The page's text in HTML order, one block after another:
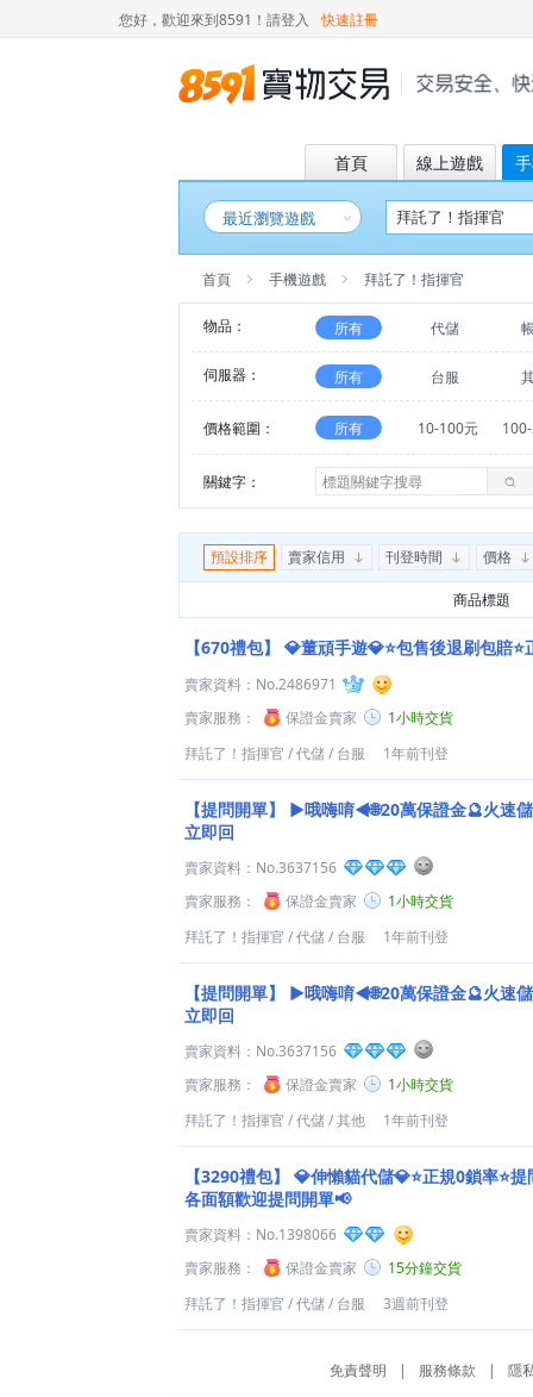
您好，歡迎來到8591！ 請登入 快速註冊
首頁 線上遊戲
最近瀏覽遊戲
首頁 手機遊戲 拜託了！指揮官
物品： 所有 代儲
伺服器： 所有 台服
價格範圍： 所有 10-100元
關鍵字：
預設排序 賣家信用 刊登時間 價格
商品標題
【670禮包】 💎董頑手遊💎⭐包售後退刷包賠⭐
賣家資料： No.2486971
賣家服務：
保證金賣家
1小時交貨
拜託了！指揮官 /代儲/ 台服 1年前刊登
【提問開單】
►哦嗨唷◄🌐20萬保證金🔮火速
立即回
賣家資料： No.3637156
賣家服務：
保證金賣家
1小時交貨
拜託了！指揮官 /代儲/ 台服 1年前刊登
【提問開單】
►哦嗨唷◄🌐20萬保證金🔮火速
立即回
賣家資料： No.3637156
賣家服務：
保證金賣家
1小時交貨
拜託了！指揮官 /代儲/其他 1年前刊登
【3290禮包】
💎伸懶貓代儲💎⭐正規0鎖率⭐
各面額歡迎提問開單📢
賣家資料： No.1398066
賣家服務：
保證金賣家
15分鐘交貨
拜託了！指揮官 /代儲/ 台服 3週前刊登
免責聲明 | 服務條款 | 隱